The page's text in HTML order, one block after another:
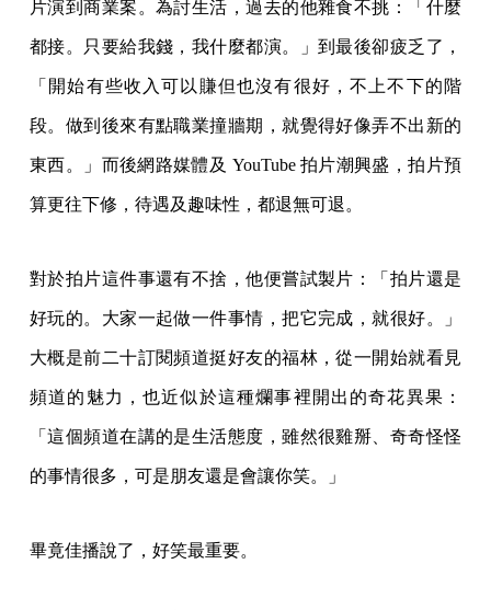
片演到商業案。為討生活，過去的他雜食不挑：「什麼
都接。只要給我錢，我什麼都演。」到最後卻疲乏了，
「開始有些收入可以賺但也沒有很好，不上不下的階
段。做到後來有點職業撞牆期，就覺得好像弄不出新的
東西。」而後網路媒體及 YouTube 拍片潮興盛，拍片預
算更往下修，待遇及趣味性，都退無可退。
對於拍片這件事還有不捨，他便嘗試製片：「拍片還是
好玩的。大家一起做一件事情，把它完成，就很好。」
大概是前二十訂閱頻道挺好友的福林，從一開始就看見
頻道的魅力，也近似於這種爛事裡開出的奇花異果：
「這個頻道在講的是生活態度，雖然很雞掰、奇奇怪怪
的事情很多，可是朋友還是會讓你笑。」
畢竟佳播說了，好笑最重要。